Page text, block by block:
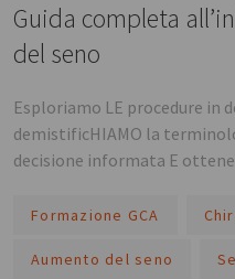
Guida completa
del seno
Esploriamo LE procedure in
demistificHIAMO la
decisione informata E
Formazione GCA
Aumento del seno